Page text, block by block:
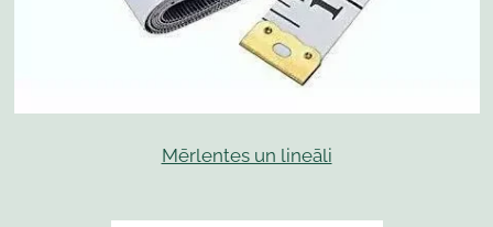
Mērlentes un lineāli